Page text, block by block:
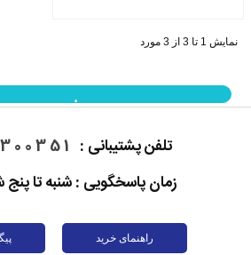
نمایش 1 تا 3 از 3 مورد
نمایش بیشتر
تلفن پشتیبانی : - 021
زمان پاسخگویی : شنبه تا پنج شنبه 10
راهنمای خرید